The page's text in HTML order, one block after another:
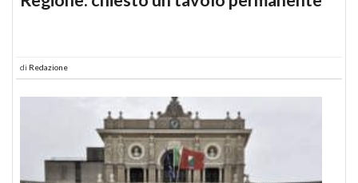
di Redazione